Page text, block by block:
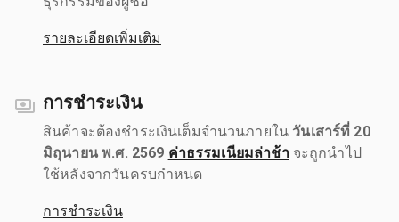
รายละเอียดเพิ่มเติม
การชำระเงิน
สินค้าจะต้องชำระเงินเต็มจำนวนภายใน วันเสาร์ที่ 20
มิถุนายน พ.ศ. 2569 ค่าธรรมเนียมล่าช้าจะถูกนำไป
ใช้หลังจากวันครบกำหนด
การชำระเงิน